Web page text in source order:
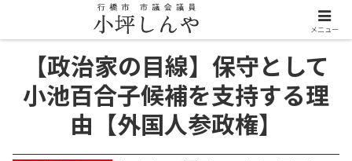
【政治家の目線】保守として
小池百合子候補を支持する理
由【外国人参政権】
メニュー